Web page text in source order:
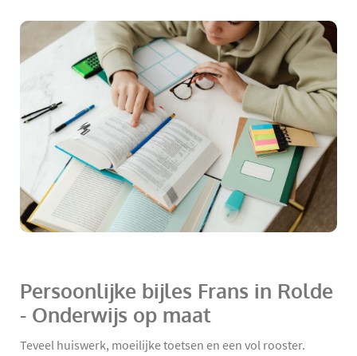
Persoonlijke bijles Frans in Rolde
- Onderwijs op maat
Teveel huiswerk, moeilijke toetsen en een vol rooster.